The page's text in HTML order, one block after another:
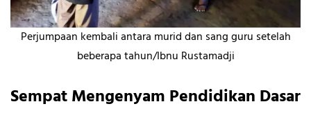
Perjumpaan kembali antara murid dan sang guru setelah
beberapa tahun/Ibnu Rustamadji
Sempat Mengenyam Pendidikan Dasar